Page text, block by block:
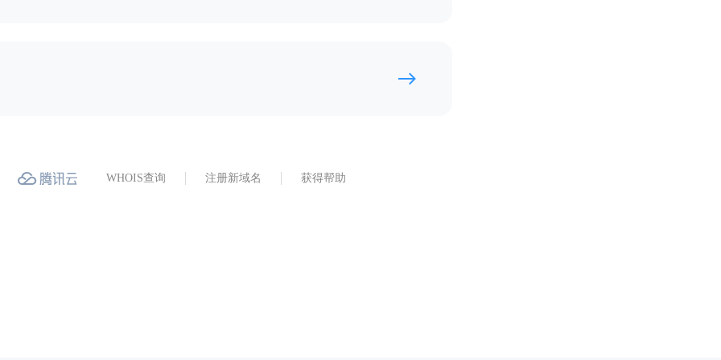
WHOIS查询 注册新域名 获得帮助